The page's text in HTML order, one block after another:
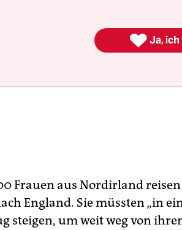
Frauen aus Nordirland
England. Sie müssten „in
steigen, um weit weg von
 Ja, ich